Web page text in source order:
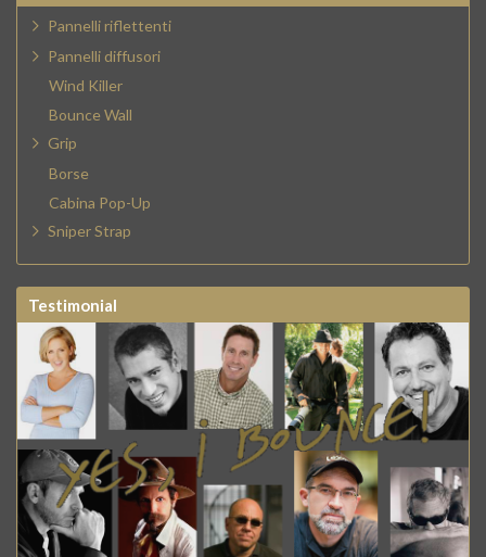
Pannelli riflettenti
Pannelli diffusori
Wind Killer
Bounce Wall
Grip
Borse
Cabina Pop-Up
Sniper Strap
Testimonial